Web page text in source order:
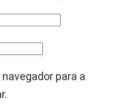
para a